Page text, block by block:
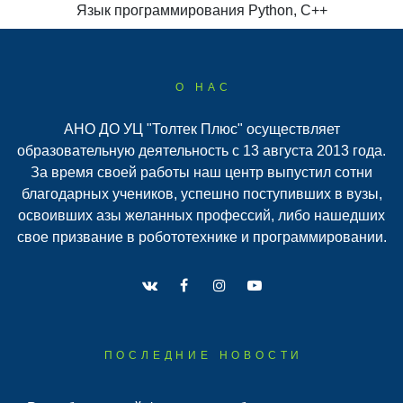
Язык программирования Python, С++
О НАС
АНО ДО УЦ "Толтек Плюс" осуществляет
образовательную деятельность с 13 августа 2013 года.
За время своей работы наш центр выпустил сотни
благодарных учеников, успешно поступивших в вузы,
освоивших азы желанных профессий, либо нашедших
свое призвание в робототехнике и программировании.
ПОСЛЕДНИЕ НОВОСТИ